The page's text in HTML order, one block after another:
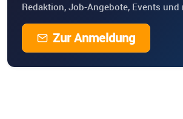
Redaktion, Job-Angebote, Events und
Zur Anmeldung